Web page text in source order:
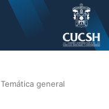
Temática general